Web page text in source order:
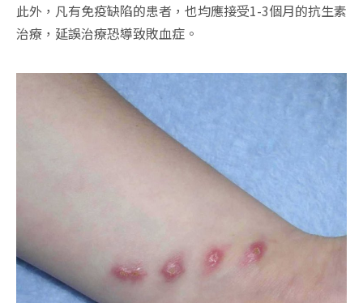
此外，凡有免疫缺陷的患者，也均應接受1-3個月的抗生素
治療，延誤治療恐導致敗血症。